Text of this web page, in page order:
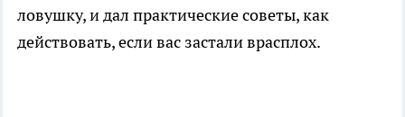
ловушку, и дал практические советы, как
действовать, если вас застали врасплох.